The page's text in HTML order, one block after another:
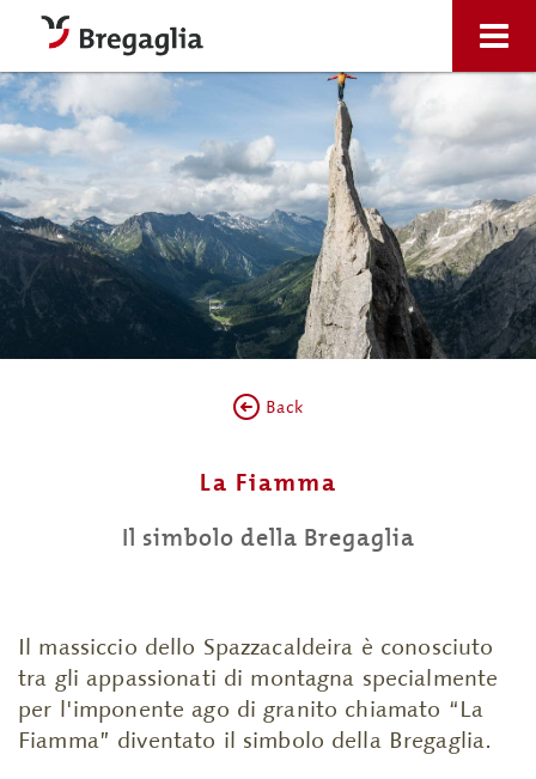
Back
La Fiamma
Il simbolo della Bregaglia
Il massiccio dello Spazzacaldeira è conosciuto
tra gli appassionati di montagna specialmente
per l'imponente ago di granito chiamato “La
Fiamma” diventato il simbolo della Bregaglia.